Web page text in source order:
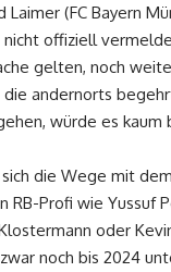
Laimer (FC Bayern
nicht offiziell
gelten, noch
andernorts
würde es kaum
die Wege mit
RB-Profi wie Yussuf
oder
noch bis 2024